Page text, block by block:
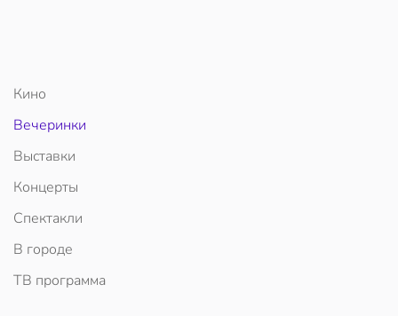
Кино
Вечеринки
Выставки
Концерты
Спектакли
В городе
ТВ программа